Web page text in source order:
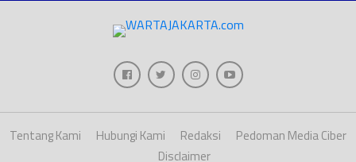
Tentang Kami Hubungi Kami Redaksi
Pedoman Media Ciber
Disclaimer